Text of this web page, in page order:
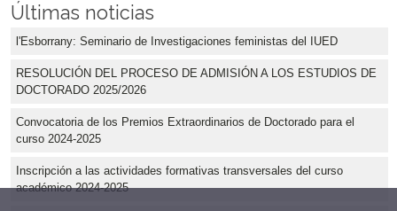
Últimas noticias
l'Esborrany: Seminario de Investigaciones feministas del IUED
RESOLUCIÓN DEL PROCESO DE ADMISIÓN A LOS ESTUDIOS DE
DOCTORADO 2025/2026
Convocatoria de los Premios Extraordinarios de Doctorado para el
curso 2024-2025
Inscripción a las actividades formativas transversales del curso
académico 2024-2025